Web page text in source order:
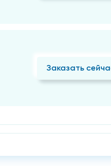
Заказать